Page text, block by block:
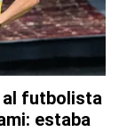
al futbolista
estaba